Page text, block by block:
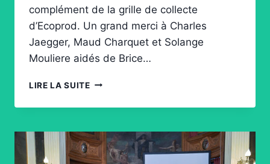
complément de la grille de collecte
d’Ecoprod. Un grand merci à Charles
Jaegger, Maud Charquet et Solange
Mouliere aidés de Brice…
LIRE LA SUITE NOUVEL